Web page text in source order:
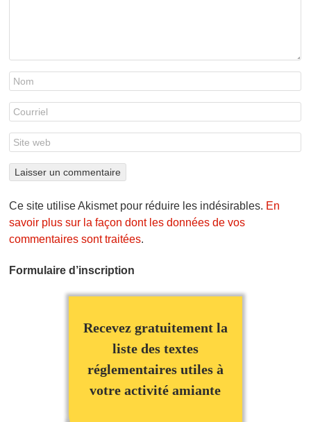
Ce site utilise Akismet pour réduire les indésirables. En
savoir plus sur la façon dont les données de vos
commentaires sont traitées.
Formulaire d’inscription
Recevez gratuitement la
liste des textes
réglementaires utiles à
votre activité amiante